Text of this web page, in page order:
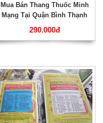
Mua Bán Thang Thuốc Minh
Mạng Tại Quận Bình Thạnh
Nhất ???
290.000đ